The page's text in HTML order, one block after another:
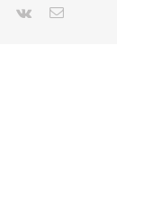
Pinterest
Vk Email: